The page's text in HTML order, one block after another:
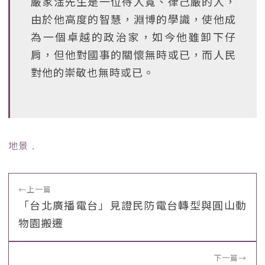
由於他高度的智慧，淵博的學識，使他成
為一個卓越的政治家，如今他雖卸下仔
肩，但他對國事的關懷無時或已，而人民
對他的崇敬也無時或已。
地景 ﹒
←上一篇
「台北廣播電台」見證民防電台轉型與圓山動
物園搬遷
下一篇→